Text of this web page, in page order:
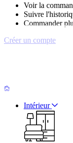
Voir la
Suivre
Commander
Créer un compte
Intérieur